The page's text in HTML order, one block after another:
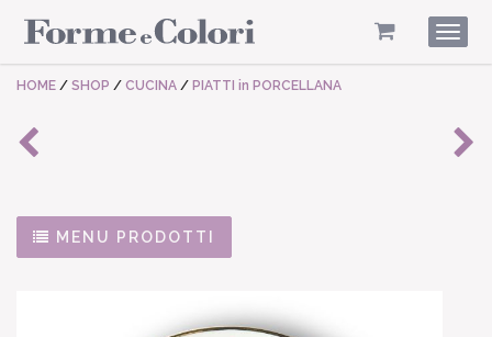
HOME / SHOP / CUCINA / PIATTI in PORCELLANA
MENU PRODOTTI